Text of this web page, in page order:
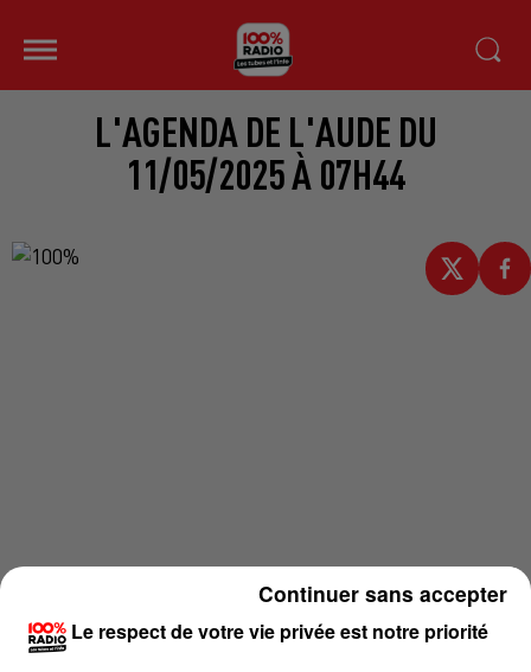
L'AGENDA DE L'AUDE DU
11/05/2025 À 07H44
Le respect de votre vie privée est notre priorité
Continuer sans accepter